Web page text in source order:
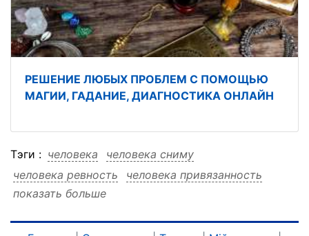
РЕШЕНИЕ ЛЮБЫХ ПРОБЛЕМ С ПОМОЩЬЮ
МАГИИ, ГАДАНИЕ, ДИАГНОСТИКА ОНЛАЙН
Тэги : человека
человека сниму
человека ревность
человека привязанность
человека львове
показать больше